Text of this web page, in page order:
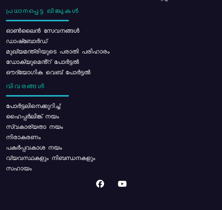
പ്രധാനപ്പെട്ട ലിങ്കുകൾ
ഓൺലൈൻ സേവനങ്ങൾ
ഡാഷ്ബോർഡ്
മുഖ്യമന്ത്രിയുടെ പരാതി പരിഹാരം
ഡോക്യുമെൻ്റ് പോർട്ടൽ
ഔദ്യോഗിക വെബ് പോർട്ടൽ
വിവരങ്ങൾ
പോര്‍ട്ടലിനെക്കുറിച്ച്
ഹൈപ്പർലിങ്ക് നയം
സ്വകാര്യതാ നയം
നിരാകരണം
പകർപ്പവകാശ നയം
വ്യവസ്ഥകളും നിബന്ധനകളും
സഹായം